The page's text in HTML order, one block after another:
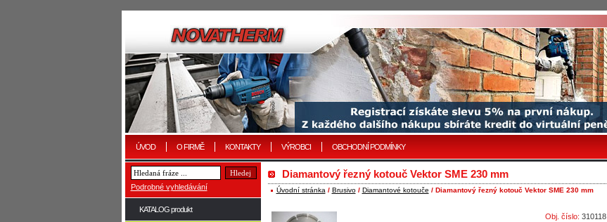
ÚVOD O FIRMĚ KONTAKTY VÝROBCI OBCHODNÍ PODMÍNKY
Diamantový řezný kotouč Vektor SME 230 mm
Úvodní stránka / Brusivo/ Diamantové kotouče / Diamantový řezný kotouč Vektor SME 230 mm
Obj. číslo: 310118
Podrobné vyhledávání
KATALOG produkt